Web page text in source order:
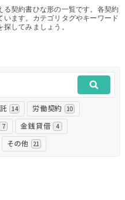
試し
？
る契約書ひな形の一覧です。各契約
ます。カテゴリタグやキーワード
してみましょう。
14 労働契約 10
7 金銭貸借 4
その他 21